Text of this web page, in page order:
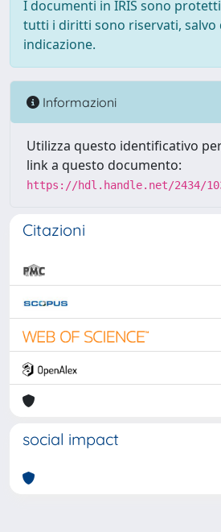
I documenti in IRIS sono
tutti i diritti sono riservati, salvo
indicazione.
Informazioni
Utilizza questo identificativo
link a questo documento:
https://hdl.handle.net/2434/
Citazioni
social impact